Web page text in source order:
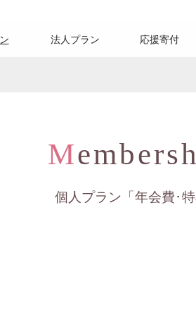
法人プラン 応援寄付
M
個人プラン「年会費･特